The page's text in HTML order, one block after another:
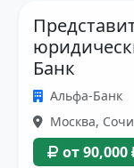
Банк
Альфа-Банк
Москва,
от